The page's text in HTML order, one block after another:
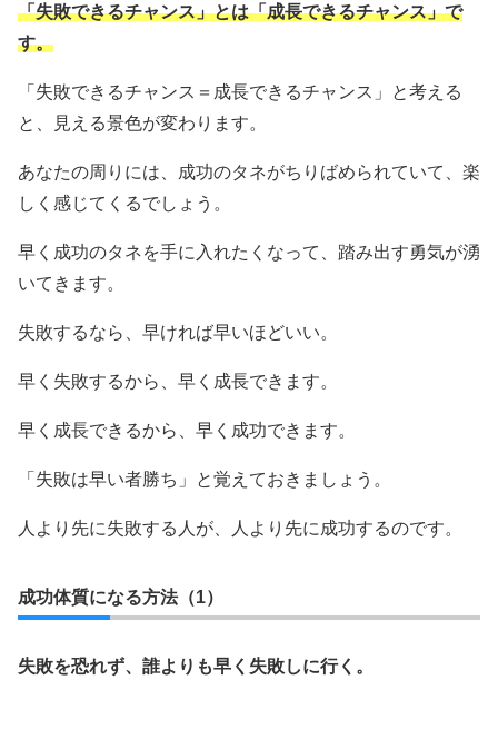
「失敗できるチャンス」とは「成長できるチャンス」で
す。
「失敗できるチャンス＝成長できるチャンス」と考える
と、見える景色が変わります。
あなたの周りには、成功のタネがちりばめられていて、楽
しく感じてくるでしょう。
早く成功のタネを手に入れたくなって、踏み出す勇気が湧
いてきます。
失敗するなら、早ければ早いほどいい。
早く失敗するから、早く成長できます。
早く成長できるから、早く成功できます。
「失敗は早い者勝ち」と覚えておきましょう。
人より先に失敗する人が、人より先に成功するのです。
成功体質になる方法（1）
失敗を恐れず、誰よりも早く失敗しに行く。